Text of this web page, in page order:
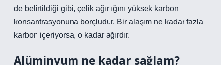
de belirtildiği gibi, çelik ağırlığını yüksek karbon
konsantrasyonuna borçludur. Bir alaşım ne kadar fazla
karbon içeriyorsa, o kadar ağırdır.
Alüminyum ne kadar sağlam?